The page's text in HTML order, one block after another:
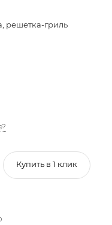
решетка-гриль
Купить в 1 клик